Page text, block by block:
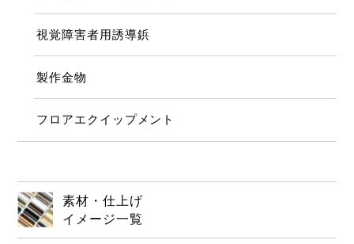
視覚障害者用誘導鋲
製作金物
フロアエクイップメント
素材・仕上げ
イメージ一覧